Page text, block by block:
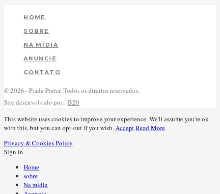
HOME
SOBRE
NA MÍDIA
ANUNCIE
CONTATO
© 2026 - Prada Porter. Todos os direitos reservados.
Site desenvolvido por:: B20
This website uses cookies to improve your experience. We'll assume you're ok
with this, but you can opt-out if you wish.AcceptRead More
Privacy & Cookies Policy
Sign in
Home
sobre
Na mídia